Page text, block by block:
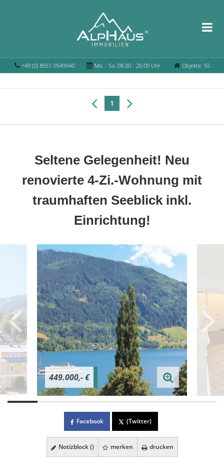
+49 (0) 8651-9549940 Mo. - So. 08.00 - 20.00 Uhr Objekte: 92
1
Seltene Gelegenheit! Neu
renovierte 4-Zi.-Wohnung mit
traumhaften Seeblick inkl.
Einrichtung!
449.000,- €
Facebook (Twitter)
Notizblock () merken drucken